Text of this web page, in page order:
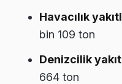
Havacılık
bin 109 ton
Denizcilik
664 ton